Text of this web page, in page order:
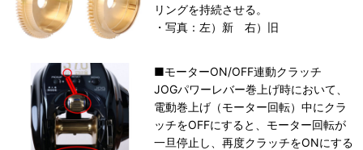
リングを持続させる。
・写真：左）新 右）旧
■モーターON/OFF連動クラッチ
JOGパワーレバー巻上げ時において、
電動巻上げ（モーター回転）中にクラ
ッチをOFFにすると、モーター回転が
一旦停止し、再度クラッチをONにする